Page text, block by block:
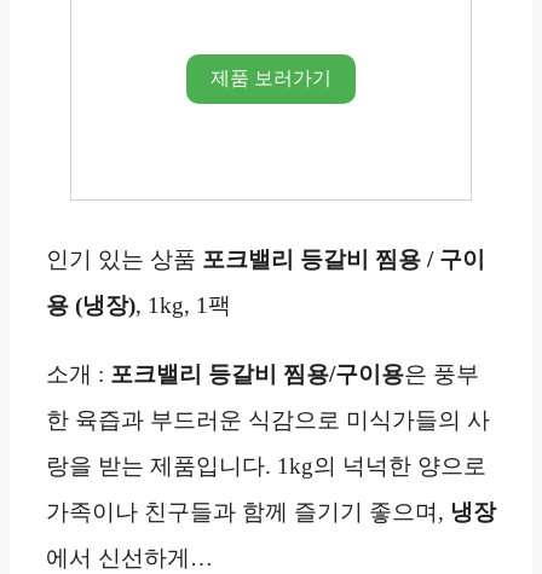
제품 보러가기
인기 있는 상품 포크밸리 등갈비 찜용 / 구이
용 (냉장), 1kg, 1팩
소개 : 포크밸리 등갈비 찜용/구이용은 풍부
한 육즙과 부드러운 식감으로 미식가들의 사
랑을 받는 제품입니다. 1kg의 넉넉한 양으로
가족이나 친구들과 함께 즐기기 좋으며, 냉장
에서 신선하게…